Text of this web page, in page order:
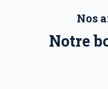
Nos
Notre